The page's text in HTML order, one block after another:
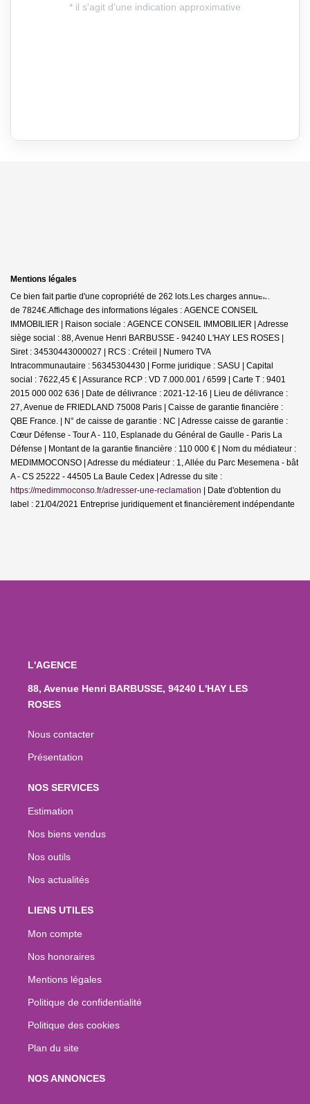
Mentions légales
Ce bien fait partie d'une copropriété de 262 lots.Les charges annuelles sont
de 7824€. Affichage des informations légales : AGENCE CONSEIL
IMMOBILIER | Raison sociale : AGENCE CONSEIL IMMOBILIER | Adresse
siège social : 88, Avenue Henri BARBUSSE - 94240 L'HAY LES ROSES |
Siret : 34530443000027 | RCS : Créteil | Numero TVA
Intracommunautaire : 56345304430 | Forme juridique : SASU | Capital
social : 7622,45 € | Assurance RCP : VD 7.000.001 / 6599 | Carte T : 9401
2015 000 002 636 | Date de délivrance : 2021-12-16 | Lieu de délivrance :
27, Avenue de FRIEDLAND 75008 Paris | Caisse de garantie financière :
QBE France. | N° de caisse de garantie : NC | Adresse caisse de garantie :
Cœur Défense - Tour A - 110, Esplanade du Général de Gaulle - Paris La
Défense | Montant de la garantie financière : 110 000 € | Nom du médiateur :
MEDIMMOCONSO | Adresse du médiateur : 1, Allée du Parc Mesemena - bât
A - CS 25222 - 44505 La Baule Cedex | Adresse du site :
https://medimmoconso.fr/adresser-une-reclamation | Date d'obtention du
label : 21/04/2021 Entreprise juridiquement et financièrement indépendante
L'AGENCE
88, Avenue Henri BARBUSSE, 94240 L'HAY LES
ROSES
Nous contacter
Présentation
NOS SERVICES
Estimation
Nos biens vendus
Nos outils
Nos actualités
LIENS UTILES
Mon compte
Nos honoraires
Mentions légales
Politique de confidentialité
Politique des cookies
Plan du site
NOS ANNONCES